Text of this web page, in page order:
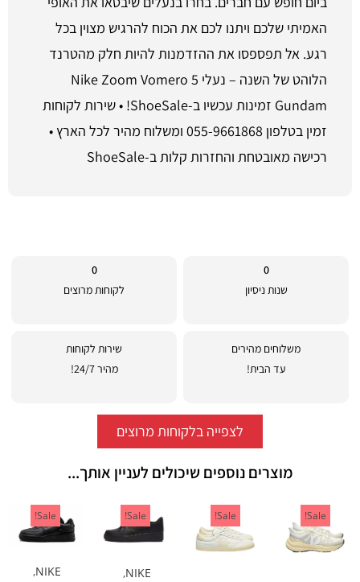
האמיתי שלכם ויתנו לכם את הכוח להרגיש מצוין בכל
רגע. אל תפספסו את ההזדמנות להיות חלק מהטרנד
הלוהט של השנה – נעלי Nike Zoom Vomero 5
Gundam זמינות עכשיו ב-ShoeSale! • שירות לקוחות
זמין בטלפון 055-9661868 ומשלוח מהיר לכל הארץ •
רכישה מאובטחת והחזרות קלות ב-ShoeSale
0
שנות ניסיון
0
לקוחות מרוצים
משלוחים מהירים
עד הבית!
שירות לקוחות
מהיר 24/7!
לצפייה בלקוחות מרוצים
מוצרים נוספים שיכולים לעניין אותך...
Sale!
Sale!
Sale!
NIKE
,
Sale!
NIKE
,